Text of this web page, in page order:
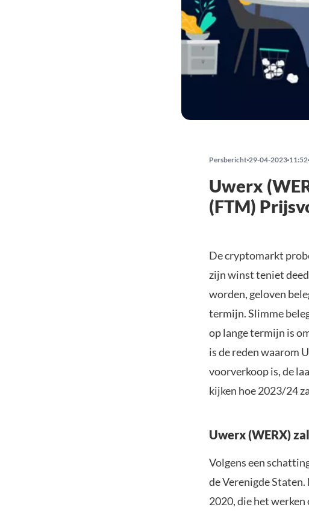
Persbericht 29-04-2023 11:52
Uwerx
(FTM)
De cryptomarkt
zijn winst teniet
worden, geloven
termijn. Slimme
op lange termijn is
is de reden waarom
voorverkoop is, de
kijken hoe 2023/24
Uwerx (WERX)
Volgens een
de Verenigde
2020, die het